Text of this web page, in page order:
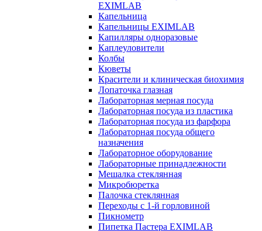
EXIMLAB
Капельница
Капельницы EXIMLAB
Капилляры одноразовые
Каплеуловители
Колбы
Кюветы
Красители и клиническая биохимия
Лопаточка глазная
Лабораторная мерная посуда
Лабораторная посуда из пластика
Лабораторная посуда из фарфора
Лабораторная посуда общего
назначения
Лабораторное оборудование
Лабораторные принадлежности
Мешалка стеклянная
Микробюретка
Палочка стеклянная
Переходы с 1-й горловиной
Пикнометр
Пипетка Пастера EXIMLAB